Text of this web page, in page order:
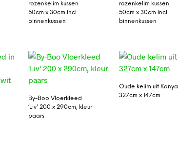
rozenkelim kussen
50cm x 30cm incl
binnenkussen
rozenkelim kussen
50cm x 30cm incl
binnenkussen
By-Boo Vloerkleed
‘Liv’ 200 x 290cm, kleur
paars
Oude kelim uit Konya
327cm x 147cm